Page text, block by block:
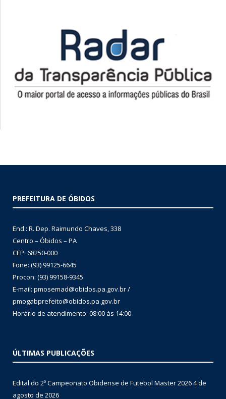
PREFEITURA DE ÓBIDOS
End.: R. Dep. Raimundo Chaves, 338
Centro – Óbidos – PA
CEP: 68250-000
Fone: (93) 99125-6645
Procon: (93) 99158-9345
E-mail: pmosemad@obidos.pa.gov.br /
pmogabprefeito@obidos.pa.gov.br
Horário de atendimento: 08:00 às 14:00
ÚLTIMAS PUBLICAÇÕES
Edital do 2º Campeonato Obidense de Futebol Master 20264 de
agosto de 2026